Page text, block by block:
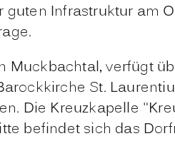
Infrastruktur am
verfügt
St.
Die Kreuzkapelle
befindet sich das